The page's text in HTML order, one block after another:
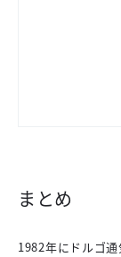
まとめ
1982年にドルゴ